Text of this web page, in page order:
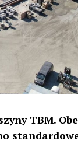
TBM.